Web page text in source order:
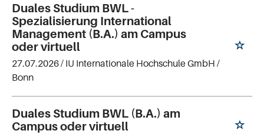
Duales Studium BWL -
Spezialisierung International
Management (B.A.) am Campus
oder virtuell
27.07.2026 / IU Internationale Hochschule GmbH /
Bonn
Duales Studium BWL (B.A.) am
Campus oder virtuell